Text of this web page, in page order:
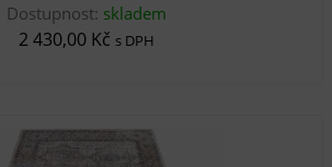
Dostupnost: skladem
2 430,00 Kč s DPH